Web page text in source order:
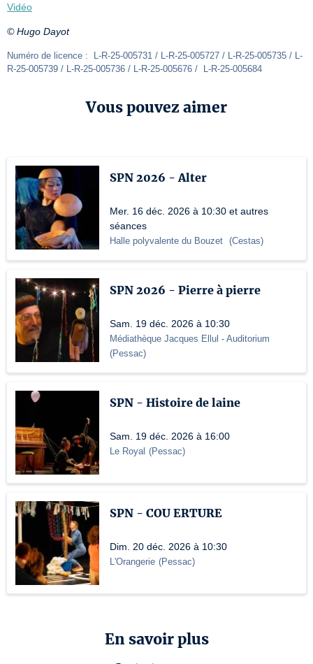
Vidéo
© Hugo Dayot
Numéro de licence :  L-R-25-005731 / L-R-25-005727 / L-R-25-005735 / L-
R-25-005739 / L-R-25-005736 / L-R-25-005676 /  L-R-25-005684
Vous pouvez aimer
SPN 2026 - Alter
Mer. 16 déc. 2026 à 10:30 et autres
séances
Halle polyvalente du Bouzet (Cestas)
SPN 2026 - Pierre à pierre
Sam. 19 déc. 2026 à 10:30
Médiathèque Jacques Ellul - Auditorium
(Pessac)
SPN - Histoire de laine
Sam. 19 déc. 2026 à 16:00
Le Royal (Pessac)
SPN - COU ERTURE
Dim. 20 déc. 2026 à 10:30
L'Orangerie (Pessac)
En savoir plus